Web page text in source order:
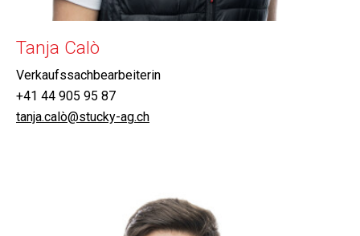
Tanja Calò
Verkaufssachbearbeiterin
+41 44 905 95 87
tanja.calò@stucky-ag.ch